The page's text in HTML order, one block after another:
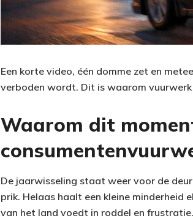
Een korte video, één domme zet en
verboden wordt. Dit is waarom
Waarom dit
De jaarwisseling staat weer voor de
prik. Helaas haalt een kleine
van het land voedt in roddel en